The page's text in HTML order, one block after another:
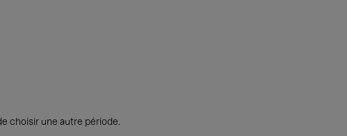
choisir une autre période.